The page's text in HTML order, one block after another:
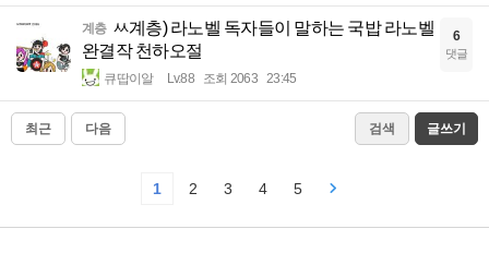
계층 ㅆ계층) 라노벨 독자들이 말하는 국밥 라노벨
완결작 천하오절
큐땁이알 Lv.88 조회 2063 23:45
6
댓글
최근 다음 검색 글쓰기
1 2 3 4 5